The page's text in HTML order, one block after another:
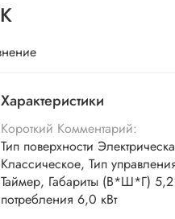
Характеристики
Короткий Комментарий:
Тип поверхности
Классическое, Тип
Таймер, Габариты (В*Ш*Г)
потребления 6,0 кВт